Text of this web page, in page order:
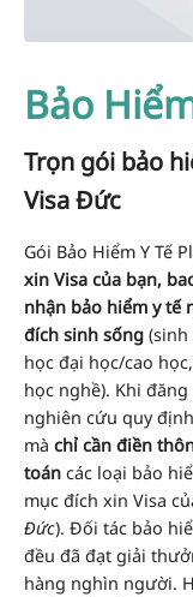
Bảo
Trọn gói bảo
Visa Đức
Gói Bảo Hiểm Y Tế
xin Visa của bạn,
nhận bảo hiểm y tế
đích sinh sống
học đại học/cao
học nghề). Khi
nghiên cứu quy
mà chỉ cần điền
toán các loại bảo
mục đích xin Visa
Đức). Đối tác bảo
đều đã đạt giải
hàng nghìn người.